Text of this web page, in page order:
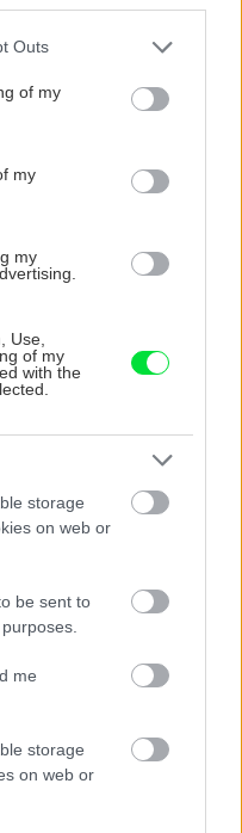
one or more Google
You may click to
its third-party tags to
in below Google
Outs
of my
my
my
Use,
of my
with the
storage
on web or
be sent to
me
storage
on web or
Nemusí to byť len
levanduľa! 7 fialových
Júlový reštart uhoriek
nakladačiek: Ako ich
podporiť k druhej vlne
kvitnutia?